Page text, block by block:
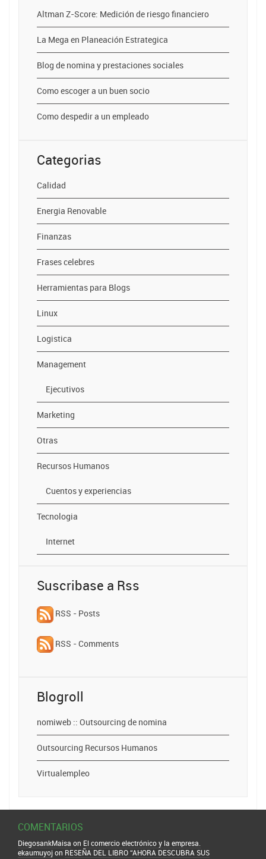
Altman Z-Score: Medición de riesgo financiero
La Mega en Planeación Estrategica
Blog de nomina y prestaciones sociales
Como escoger a un buen socio
Como despedir a un empleado
Categorias
Calidad
Energia Renovable
Finanzas
Frases celebres
Herramientas para Blogs
Linux
Logistica
Management
Ejecutivos
Marketing
Otras
Recursos Humanos
Cuentos y experiencias
Tecnologia
Internet
Suscribase a Rss
RSS - Posts
RSS - Comments
Blogroll
nomiweb :: Outsourcing de nomina
Outsourcing Recursos Humanos
Virtualempleo
COMENTARIOS
DiegosankMaisa on El comercio electrónico y la empresa.
ekaumuyojon RESEÑA DEL LIBRO “AHORA DESCUBRA SUS